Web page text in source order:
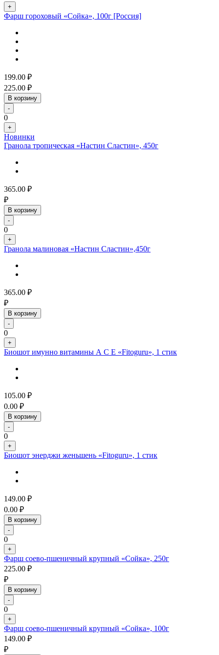
+
Фарш гороховый «Сойка», 100г [Россия]
199.00 ₽
225.00 ₽
В корзину
-
0
+
Новинки
Гранола тропическая «Настин Сластин», 450г
365.00 ₽
₽
В корзину
-
0
+
Гранола малиновая «Настин Сластин»,450г
365.00 ₽
₽
В корзину
-
0
+
Биошот имунно витамины А С Е «Fitoguru», 1 стик
105.00 ₽
0.00 ₽
В корзину
-
0
+
Биошот энерджи женьшень «Fitoguru», 1 стик
149.00 ₽
0.00 ₽
В корзину
-
0
+
Фарш соево-пшеничный крупный «Сойка», 250г
225.00 ₽
₽
В корзину
-
0
+
Фарш соево-пшеничный крупный «Сойка», 100г
149.00 ₽
₽